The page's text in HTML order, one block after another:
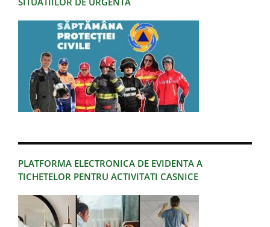
PLATFORMA ELECTRONICA DE EVIDENTA A
TICHETELOR PENTRU ACTIVITATI CASNICE